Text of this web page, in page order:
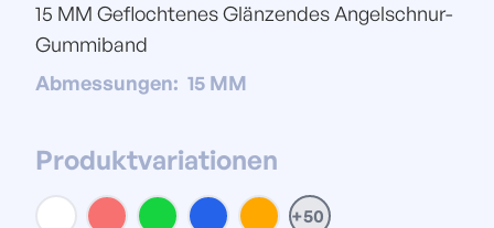
15 MM Geflochtenes Glänzendes Angelschnur-
Gummiband
Abmessungen: 15 MM
Produktvariationen
+50